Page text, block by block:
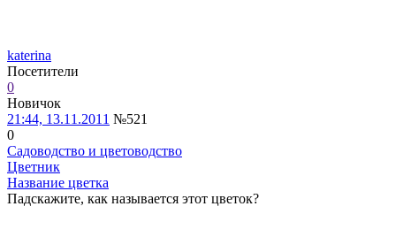
katerina
Посетители
0
Новичок
21:44, 13.11.2011 №521
0
Садоводство и цветоводство
Цветник
Название цветка
Падскажите, как называется этот цветок?